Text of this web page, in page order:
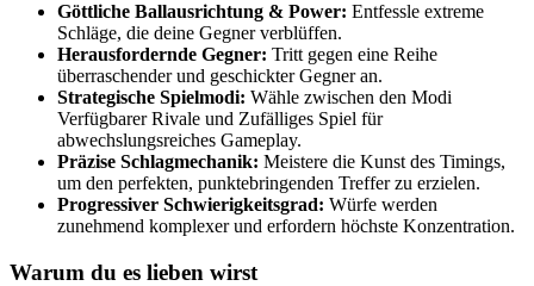
Göttliche Ballausrichtung & Power: Entfessle extreme
Schläge, die deine Gegner verblüffen.
Herausfordernde Gegner: Tritt gegen eine Reihe
überraschender und geschickter Gegner an.
Strategische Spielmodi: Wähle zwischen den Modi
Verfügbarer Rivale und Zufälliges Spiel für
abwechslungsreiches Gameplay.
Präzise Schlagmechanik: Meistere die Kunst des Timings,
um den perfekten, punktebringenden Treffer zu erzielen.
Progressiver Schwierigkeitsgrad: Würfe werden
zunehmend komplexer und erfordern höchste Konzentration.
Warum du es lieben wirst